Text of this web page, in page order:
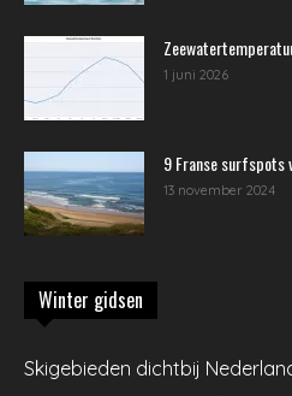
1 juni 2026
9 Franse surfspots
13 november 2024
Winter gidsen
Skigebieden dichtbij